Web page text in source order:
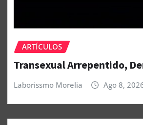
ARTÍCULOS
Transexual Arrepentido,
Laborissmo Morelia Ago 8,